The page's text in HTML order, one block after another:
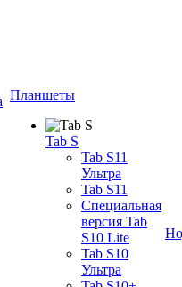
Планшеты
Tab S
Tab S11
Ультра
Tab S11
Специальная
версия Tab
S10 Lite
Tab S10
Ультра